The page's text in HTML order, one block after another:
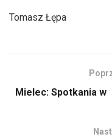
Tomasz Łępa
Mielec: Spotkania w